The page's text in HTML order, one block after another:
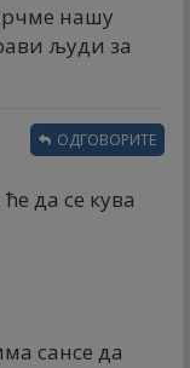
нашу
људи за
да се кува
ОДГОВОРИТЕ
сансе да